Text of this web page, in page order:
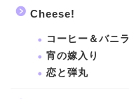
Cheese!
コーヒー＆バニラ
宵の嫁入り
恋と弾丸